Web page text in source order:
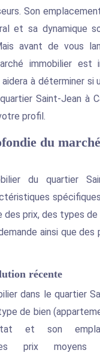
Son
et sa dynamique
avant de vous
immobilier est
à déterminer si
Saint-Jean à
profil.
du
du quartier
des prix, des types
ainsi que des
récente
dans le quartier
de bien
et son
les prix